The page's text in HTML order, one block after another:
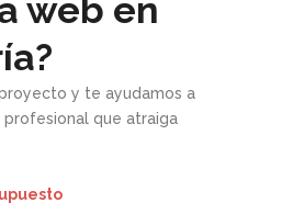
web en
y te ayudamos a
profesional que atraiga